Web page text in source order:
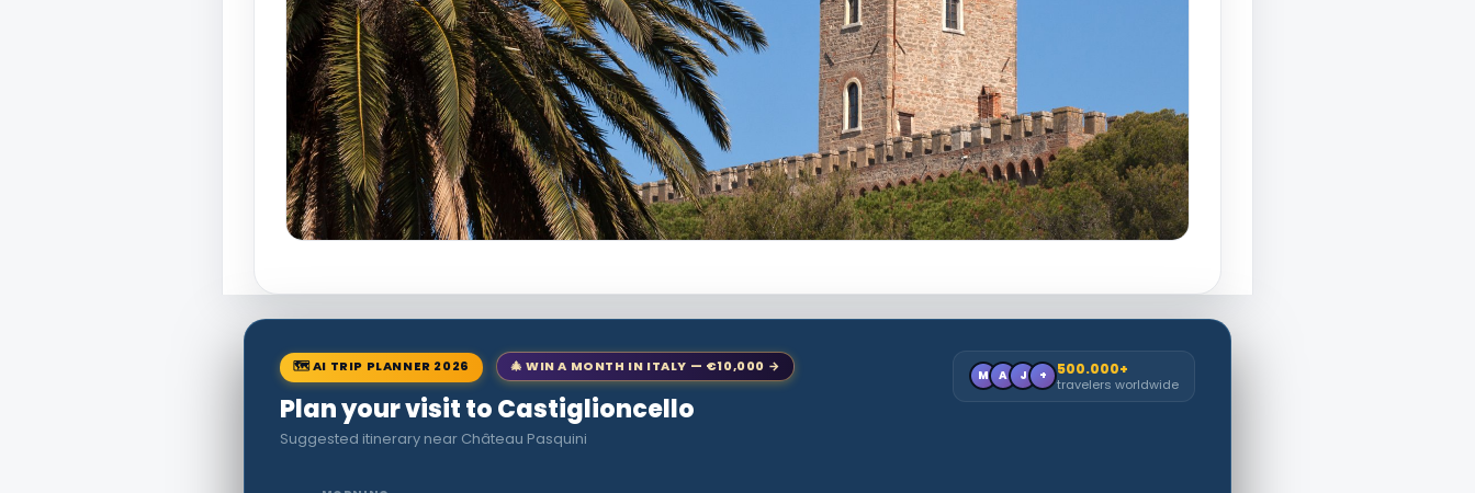
🗺 AI TRIP PLANNER 2026 🎄 WIN A MONTH IN ITALY — €10,000 →
Plan your visit to Castiglioncello
Suggested itinerary near Château Pasquini
M A J + 500.000+
travelers worldwide